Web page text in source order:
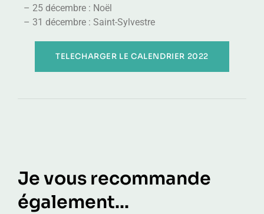
– 25 décembre : Noël
– 31 décembre : Saint-Sylvestre
TELECHARGER LE CALENDRIER 2022
Je vous recommande
également...